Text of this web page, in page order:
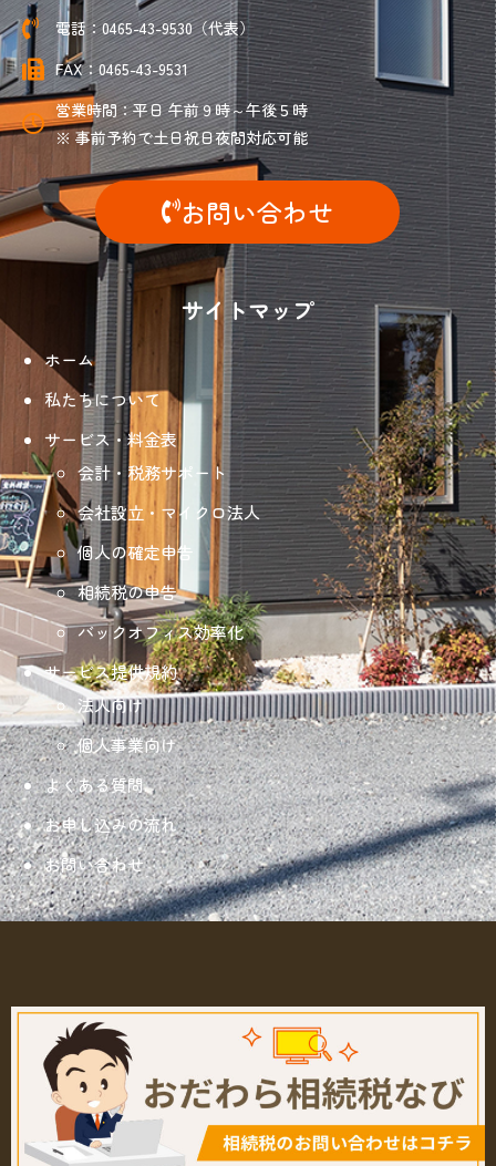
電話：0465-43-9530（代表）
FAX：0465-43-9531
営業時間：平日 午前９時～午後５時
※ 事前予約で土日祝日夜間対応可能
お問い合わせ
サイトマップ
ホーム
私たちについて
サービス・料金表
会計・税務サポート
会社設立・マイクロ法人
個人の確定申告
相続税の申告
バックオフィス効率化
サービス提供規約
法人向け
個人事業向け
よくある質問
お申し込みの流れ
お問い合わせ